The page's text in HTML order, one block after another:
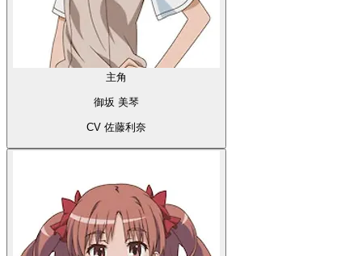
主角
御坂 美琴
CV 佐藤利奈